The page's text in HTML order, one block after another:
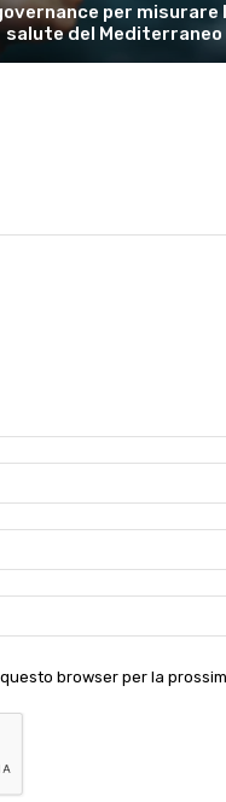
per misurare
salute del Mediterraneo
browser per la